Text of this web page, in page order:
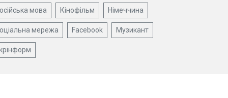
мова Кінофільм Німеччина
мережа Facebook Музикант